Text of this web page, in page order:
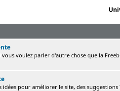
vous voulez parler d'autre chose que la
idées pour améliorer le site, des